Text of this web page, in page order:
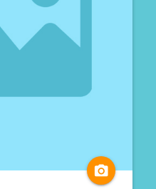
camera_alt